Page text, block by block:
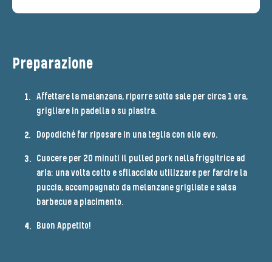
Preparazione
Affettare la melanzana, riporre sotto sale per circa 1 ora,
grigliare in padella o su piastra.
Dopodiché far riposare in una teglia con olio evo.
Cuocere per 20 minuti il pulled pork nella friggitrice ad
aria: una volta cotto e sfilacciato utilizzare per farcire la
puccia, accompagnato da melanzane grigliate e salsa
barbecue a piacimento.
Buon Appetito!